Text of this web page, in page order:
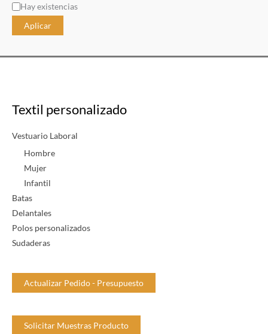
D
s
p
i
a
d
Hay existencias
Aplicar
Textil personalizado
Vestuario Laboral
Hombre
Mujer
Infantil
Batas
Delantales
Polos personalizados
Sudaderas
Actualizar Pedido - Presupuesto
Solicitar Muestras Producto